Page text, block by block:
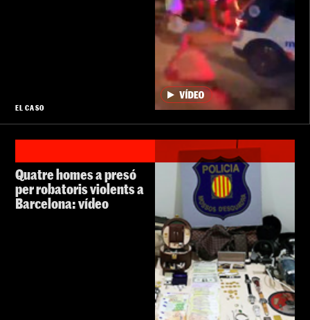
EL CASO
Quatre homes a presó
per robatoris violents a
Barcelona: vídeo